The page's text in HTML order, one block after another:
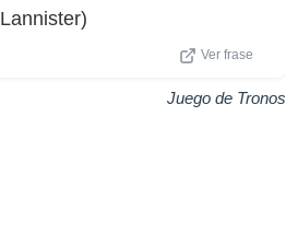
Lannister)
Ver frase
Juego de Tronos